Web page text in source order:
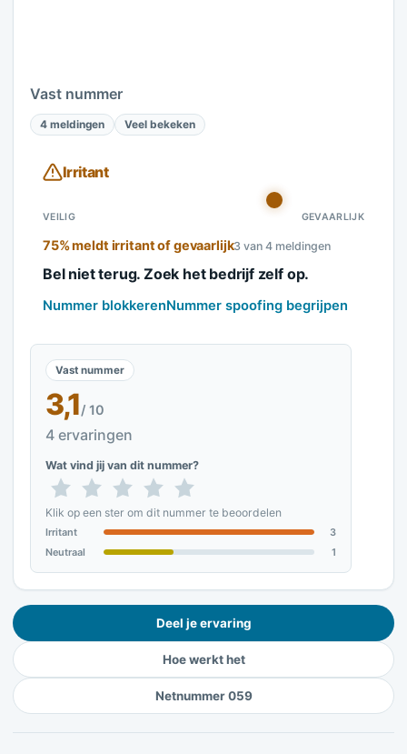
Vast nummer
4 meldingen Veel bekeken
Irritant
VEILIG GEVAARLIJK
75% meldt irritant of gevaarlijk3 van 4 meldingen
Bel niet terug. Zoek het bedrijf zelf op.
Nummer blokkerenNummer spoofing begrijpen
Vast nummer
3,1/ 10
4 ervaringen
Wat vind jij van dit nummer?
Klik op een ster om dit nummer te beoordelen
Irritant
3
Neutraal
1
Deel je ervaring
Hoe werkt het
Netnummer 059